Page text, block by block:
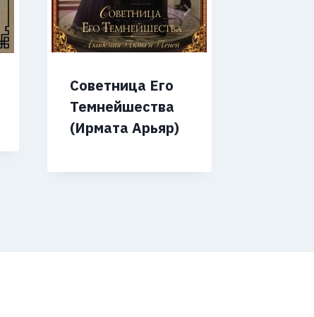
Советница Его
Темнейшества
(Ирмата Арьяр)